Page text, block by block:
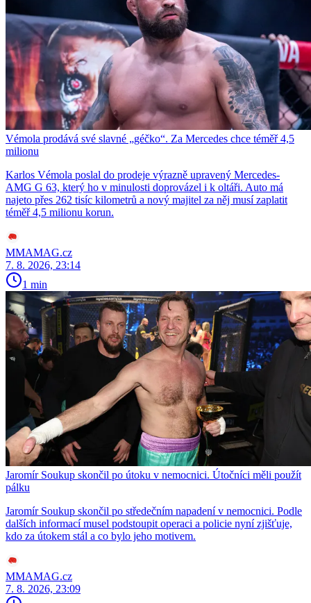
Vémola prodává své slavné „géčko“. Za Mercedes chce téměř 4,5
milionu
Karlos Vémola poslal do prodeje výrazně upravený Mercedes-
AMG G 63, který ho v minulosti doprovázel i k oltáři. Auto má
najeto přes 262 tisíc kilometrů a nový majitel za něj musí zaplatit
téměř 4,5 milionu korun.
MMAMAG.cz
7. 8. 2026, 23:14
1 min
Jaromír Soukup skončil po útoku v nemocnici. Útočníci měli použít
pálku
Jaromír Soukup skončil po středečním napadení v nemocnici. Podle
dalších informací musel podstoupit operaci a policie nyní zjišťuje,
kdo za útokem stál a co bylo jeho motivem.
MMAMAG.cz
7. 8. 2026, 23:09